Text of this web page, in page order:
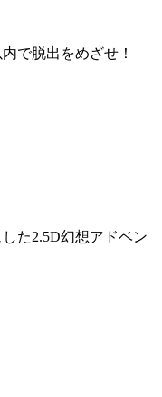
で脱出をめざせ！
た2.5D幻想アドベン